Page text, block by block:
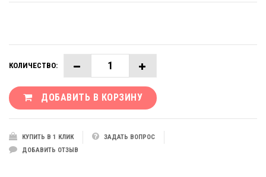
КОЛИЧЕСТВО:
ДОБАВИТЬ В КОРЗИНУ
КУПИТЬ В 1 КЛИК
ЗАДАТЬ ВОПРОС
ДОБАВИТЬ ОТЗЫВ